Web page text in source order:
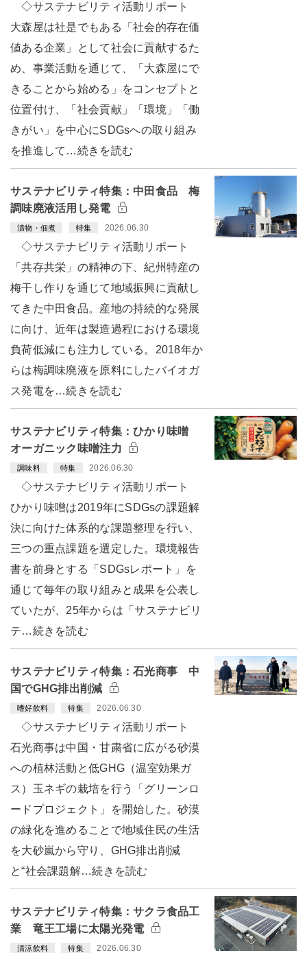
◇サステナビリティ活動リポート
大森屋は社是でもある「社会的存在価
値ある企業」として社会に貢献するた
め、事業活動を通じて、「大森屋にで
きることから始める」をコンセプトと
位置付け、「社会貢献」「環境」「働
きがい」を中心にSDGsへの取り組み
を推進して…続きを読む
サステナビリティ特集：中田食品 梅
調味廃液活用し発電
漬物・佃煮 特集 2026.06.30
◇サステナビリティ活動リポート
「共存共栄」の精神の下、紀州特産の
梅干し作りを通じて地域振興に貢献し
てきた中田食品。産地の持続的な発展
に向け、近年は製造過程における環境
負荷低減にも注力している。2018年か
らは梅調味廃液を原料にしたバイオガ
ス発電を…続きを読む
サステナビリティ特集：ひかり味噌
オーガニック味噌注力
調味料 特集 2026.06.30
◇サステナビリティ活動リポート
ひかり味噌は2019年にSDGsの課題解
決に向けた体系的な課題整理を行い、
三つの重点課題を選定した。環境報告
書を前身とする「SDGsレポート」を
通じて毎年の取り組みと成果を公表し
ていたが、25年からは「サステナビリ
テ…続きを読む
サステナビリティ特集：石光商事 中
国でGHG排出削減
嗜好飲料 特集 2026.06.30
◇サステナビリティ活動リポート
石光商事は中国・甘粛省に広がる砂漠
への植林活動と低GHG（温室効果ガ
ス）玉ネギの栽培を行う「グリーンロ
ードプロジェクト」を開始した。砂漠
の緑化を進めることで地域住民の生活
を大砂嵐から守り、GHG排出削減
と“社会課題解…続きを読む
サステナビリティ特集：サクラ食品工
業 竜王工場に太陽光発電
清涼飲料 特集 2026.06.30